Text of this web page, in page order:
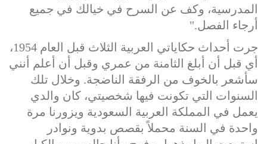
المدرسية، وكف عن السرح في خيالك في جميع
أرجاء الفصل."
جرت أحداث حكاياتي العربية الثلاث قبل العام 1954،
أي قبل أن أبلغ الثامنة من عمري وقبل أن أعلم أنني
سأشعر بالخوف من الرفقة الناضجة. وخلال تلك
السنوات التي تكونت فيها شخصيتي، كان والدي
يعمل في المملكة العربية السعودية ويزورنا مرة
واحدة في السنة محملاً بقصص بدوية ونوادر